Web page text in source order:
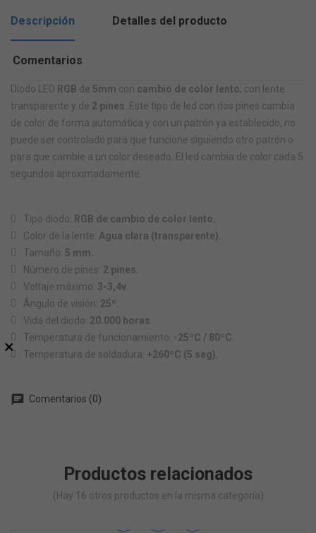
Descripción Detalles del producto
Comentarios
Diodo LED RGB de 5mm con cambio de color lento, con lente
transparente y de 2 pines Este tipo de led con dos pines cambia
de color de forma automática y con un patrón ya establecido, no
puede ser controlado para que funcione siguiendo otro patrón o
para que cambie a un color deseado. El led cambia de color cada 5
segundos aproximadamente.
Tipo diodo: RGB de cambio de color lento.
Color de la lente: Agua clara (transparente).
Tamaño: 5 mm.
Número de pines: 2 pines.
Voltaje máximo: 3-3,4v.
Ángulo de visión: 25º.
Vida del diodo: 20.000 horas.
Temperatura de funcionamiento: -25ºC / 80ºC.
Temperatura de soldadura: +260ºC (5 seg).
chat Comentarios (0)
Productos relacionados
(Hay 16 otros productos en la misma categoría)
×